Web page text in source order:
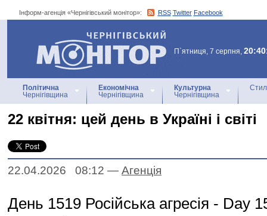
Інформ-агенція «Чернігівський монітор»: RSS Twitter Facebook
Інформ-агенція
«Чернігівський монітор»
П`ятниця, 7 серпня,
Політична
Чернігівщина
Економічна
Чернігівщина
Культурна
Чернігівщина
22 квітня: цей день в Україні і світі
22.04.2026 08:12 — Агенцiя
День 1519 Російська агресія - Day